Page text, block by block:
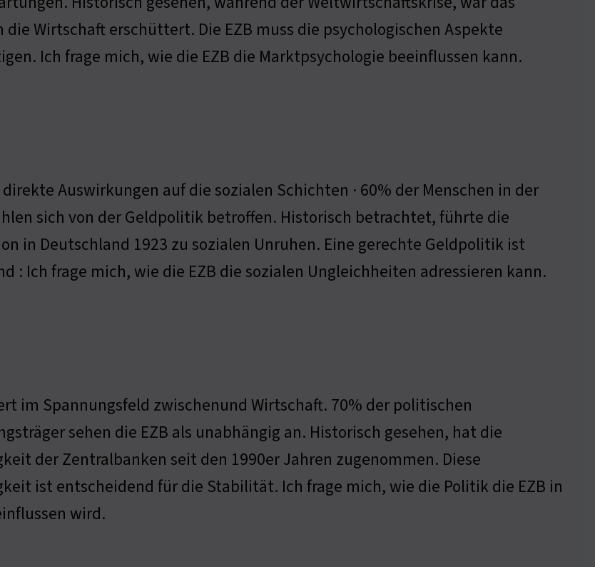
die Wirtschaft erschüttert. Die EZB muss die psychologischen Aspekte
Ich frage mich, wie die EZB die Marktpsychologie beeinflussen kann.
direkte Auswirkungen auf die sozialen Schichten · 60% der Menschen in der
sich von der Geldpolitik betroffen. Historisch betrachtet, führte die
in Deutschland 1923 zu sozialen Unruhen. Eine gerechte Geldpolitik ist
: Ich frage mich, wie die EZB die sozialen Ungleichheiten adressieren kann.
im Spannungsfeld zwischenund Wirtschaft. 70% der politischen
sehen die EZB als unabhängig an. Historisch gesehen, hat die
der Zentralbanken seit den 1990er Jahren zugenommen. Diese
ist entscheidend für die Stabilität. Ich frage mich, wie die Politik die EZB in
wird.